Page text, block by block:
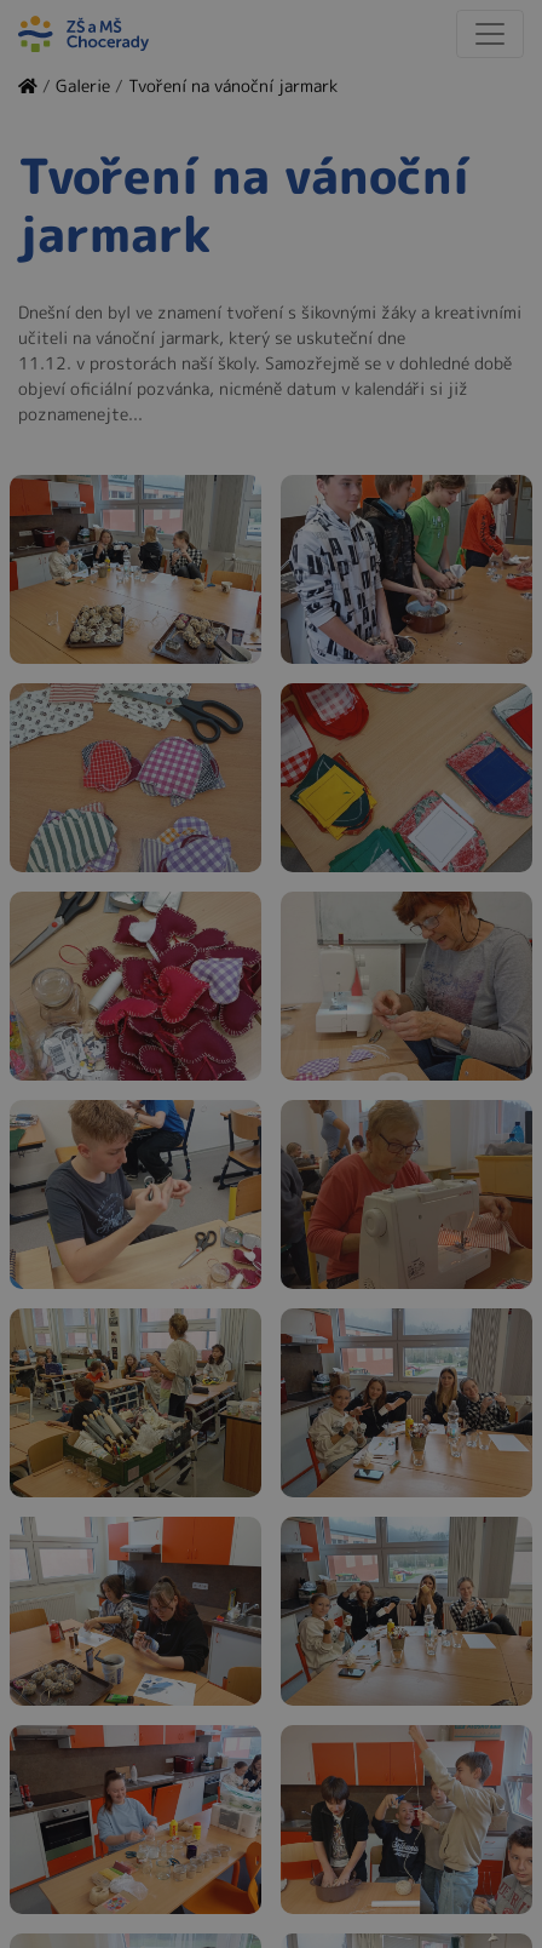
/ Galerie / Tvoření na vánoční jarmark
Tvoření na vánoční
jarmark
Dnešní den byl ve znamení tvoření s šikovnými žáky a kreativními
učiteli na vánoční jarmark, který se uskuteční dne
11.12. v prostorách naší školy. Samozřejmě se v dohledné době
objeví oficiální pozvánka, nicméně datum v kalendáři si již
poznamenejte...